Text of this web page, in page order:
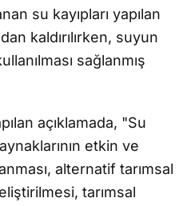
su kayıpları yapılan
kaldırılırken, suyun
sağlanmış
açıklamada, "Su
etkin ve
alternatif tarımsal
tarımsal